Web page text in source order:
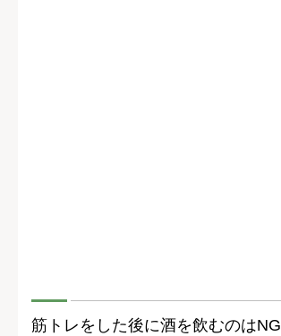
筋トレをした後に酒を飲むのはNG